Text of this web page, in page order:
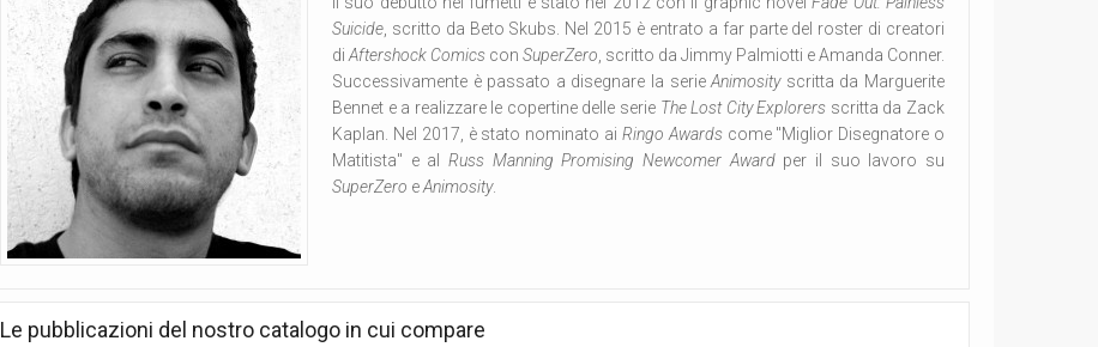
Suicide , scritto da Beto Skubs. Nel 2015 è entrato a far parte del roster di creatori
di Aftershock Comics con SuperZero , scritto da Jimmy Palmiotti e Amanda Conner.
Successivamente è passato a disegnare la serieAnimosityscritta da Marguerite
Bennet e a realizzare le copertine delle serie The Lost City Explorers scritta da Zack
Kaplan.
Nel 2017, è stato nominato ai Ringo Awardscome "Miglior Disegnatore o
Matitista" e al Russ Manning Promising Newcomer Awardper il suo lavoro su
SuperZero eAnimosity.
Le pubblicazioni del nostro catalogo in cui compare